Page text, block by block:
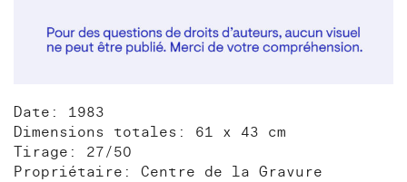
Date: 1983
Dimensions totales: 61 x 43 cm
Tirage: 27/50
Propriétaire: Centre de la Gravure